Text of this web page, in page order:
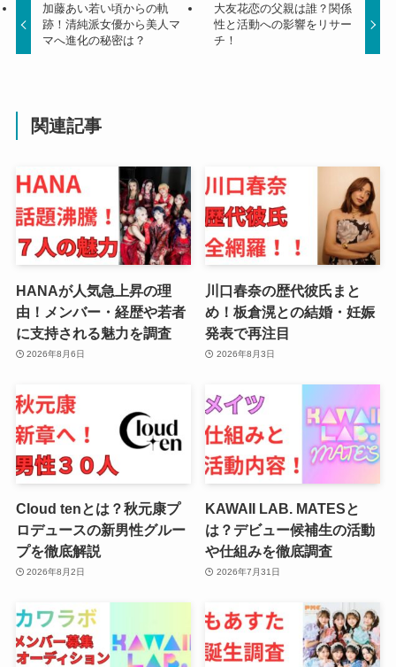
加藤あい若い頃からの軌
跡！清純派女優から美人マ
マへ進化の秘密は？
大友花恋の父親は誰？関係
性と活動への影響をリサー
チ！
関連記事
HANAが人気急上昇の理
由！メンバー・経歴や若者
に支持される魅力を調査
2026年8月6日
川口春奈の歴代彼氏まと
め！板倉滉との結婚・妊娠
発表で再注目
2026年8月3日
Cloud tenとは？秋元康プ
ロデュースの新男性グルー
プを徹底解説
2026年8月2日
KAWAII LAB. MATESと
は？デビュー候補生の活動
や仕組みを徹底調査
2026年7月31日